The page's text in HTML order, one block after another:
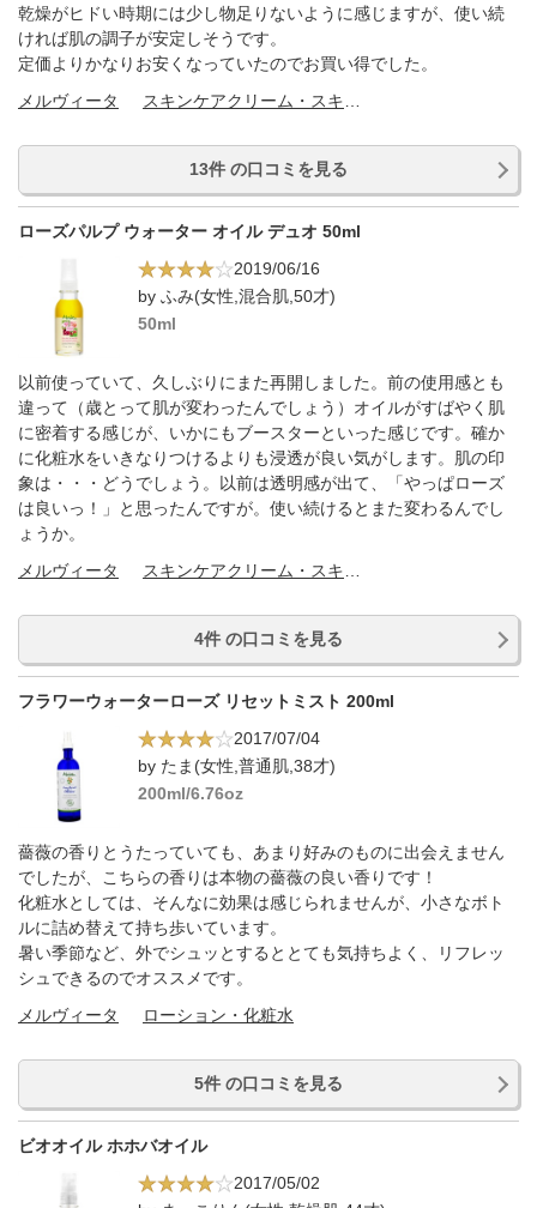
乾燥がヒドい時期には少し物足りないように感じますが、使い続
ければ肌の調子が安定しそうです。
定価よりかなりお安くなっていたのでお買い得でした。
メルヴィータ
13件 の口コミを見る
ローズパルプ ウォーター オイル デュオ 50ml
2019/06/16
by ふみ(女性,混合肌,50才)
50ml
以前使っていて、久しぶりにまた再開しました。前の使用感とも
違って（歳とって肌が変わったんでしょう）オイルがすばやく肌
に密着する感じが、いかにもブースターといった感じです。確か
に化粧水をいきなりつけるよりも浸透が良い気がします。肌の印
象は・・・どうでしょう。以前は透明感が出て、「やっぱローズ
は良いっ！」と思ったんですが。使い続けるとまた変わるんでし
ょうか。
メルヴィータ
4件 の口コミを見る
フラワーウォーターローズ リセットミスト 200ml
2017/07/04
by たま(女性,普通肌,38才)
200ml/6.76oz
薔薇の香りとうたっていても、あまり好みのものに出会えません
でしたが、こちらの香りは本物の薔薇の良い香りです！
化粧水としては、そんなに効果は感じられませんが、小さなボト
ルに詰め替えて持ち歩いています。
暑い季節など、外でシュッとするととても気持ちよく、リフレッ
シュできるのでオススメです。
メルヴィータ
ローション・化粧水
5件 の口コミを見る
ビオオイル ホホバオイル
2017/05/02